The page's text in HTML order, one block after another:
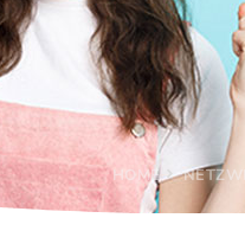
HOME